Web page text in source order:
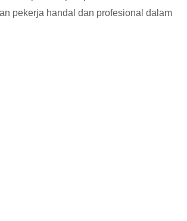
pekerja handal dan profesional dalam